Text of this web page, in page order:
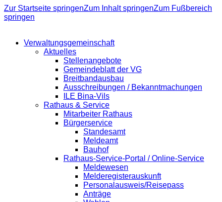
Zur Startseite springenZum Inhalt springenZum Fußbereich
springen
Verwaltungsgemeinschaft
Aktuelles
Stellenangebote
Gemeindeblatt der VG
Breitbandausbau
Ausschreibungen / Bekanntmachungen
ILE Bina-Vils
Rathaus & Service
Mitarbeiter Rathaus
Bürgerservice
Standesamt
Meldeamt
Bauhof
Rathaus-Service-Portal / Online-Service
Meldewesen
Melderegisterauskunft
Personalausweis/Reisepass
Anträge